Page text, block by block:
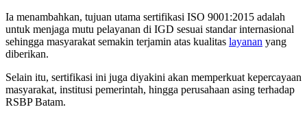
Ia menambahkan, tujuan utama sertifikasi ISO 9001:2015 adalah
untuk menjaga mutu pelayanan di IGD sesuai standar internasional
sehingga masyarakat semakin terjamin atas kualitas layanan yang
diberikan.
Selain itu, sertifikasi ini juga diyakini akan memperkuat kepercayaan
masyarakat, institusi pemerintah, hingga perusahaan asing terhadap
RSBP Batam.